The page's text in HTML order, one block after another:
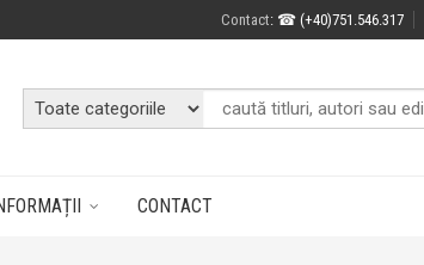
Contact: ☎ (+40)751.546.317
CONTACT